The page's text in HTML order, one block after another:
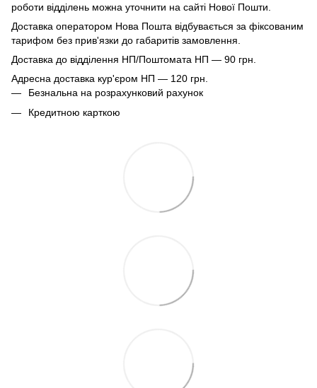
роботи відділень можна уточнити на сайті Нової Пошти.
Доставка оператором Нова Пошта відбувається за фіксованим
тарифом без прив'язки до габаритів замовлення.
Доставка до відділення НП/Поштомата НП — 90 грн.
Адресна доставка кур'єром НП — 120 грн.
Безнальна на розрахунковий рахунок
Кредитною карткою